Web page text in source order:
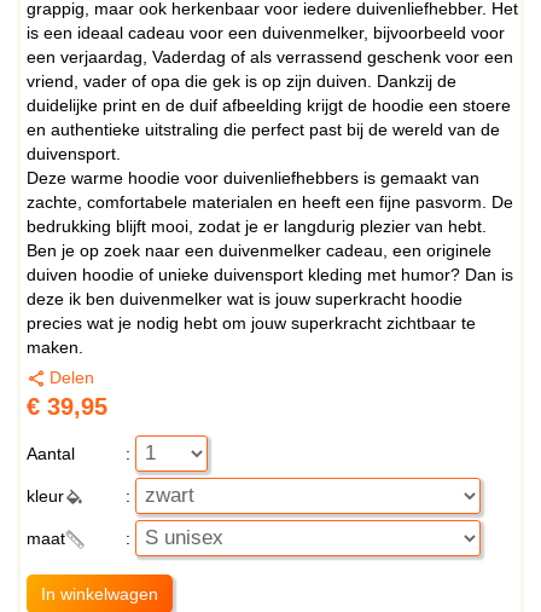
grappig, maar ook herkenbaar voor iedere duivenliefhebber. Het
is een ideaal cadeau voor een duivenmelker, bijvoorbeeld voor
een verjaardag, Vaderdag of als verrassend geschenk voor een
vriend, vader of opa die gek is op zijn duiven. Dankzij de
duidelijke print en de duif afbeelding krijgt de hoodie een stoere
en authentieke uitstraling die perfect past bij de wereld van de
duivensport.
Deze warme hoodie voor duivenliefhebbers is gemaakt van
zachte, comfortabele materialen en heeft een fijne pasvorm. De
bedrukking blijft mooi, zodat je er langdurig plezier van hebt.
Ben je op zoek naar een duivenmelker cadeau, een originele
duiven hoodie of unieke duivensport kleding met humor? Dan is
deze ik ben duivenmelker wat is jouw superkracht hoodie
precies wat je nodig hebt om jouw superkracht zichtbaar te
maken.
Delen
€ 39,95
Aantal :
kleur :
maat :